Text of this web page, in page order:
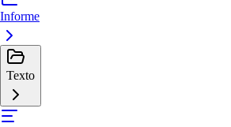
Informe
Texto